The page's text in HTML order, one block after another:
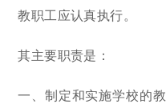
教职工应认真执行。
其主要职责是：
一、制定和实施学校的